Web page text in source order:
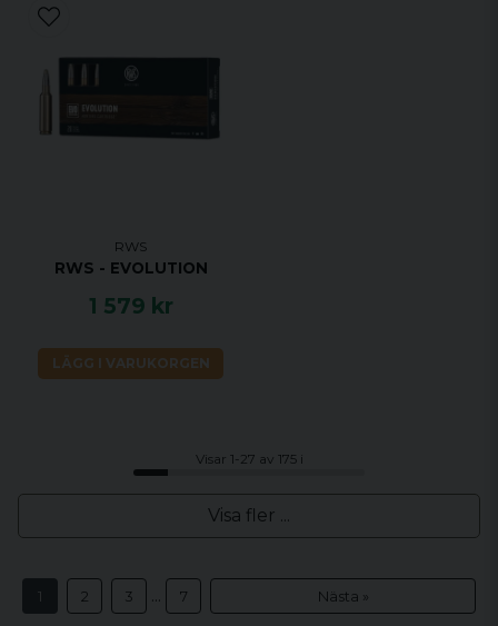
RWS
RWS - EVOLUTION
1 579 kr
LÄGG I VARUKORGEN
Visar 1-27 av 175 i
Visa fler ...
1 2 3 ... 7 Nästa »